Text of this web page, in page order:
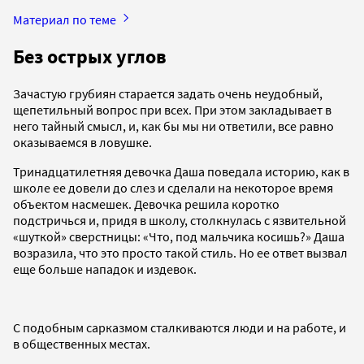
Материал по теме
Без острых углов
Зачастую грубиян старается задать очень неудобный,
щепетильный вопрос при всех. При этом закладывает в
него тайный смысл, и, как бы мы ни ответили, все равно
оказываемся в ловушке.
Тринадцатилетняя девочка Даша поведала историю, как в
школе ее довели до слез и сделали на некоторое время
объектом насмешек. Девочка решила коротко
подстричься и, придя в школу, столкнулась с язвительной
«шуткой» сверстницы: «Что, под мальчика косишь?» Даша
возразила, что это просто такой стиль. Но ее ответ вызвал
еще больше нападок и издевок.
С подобным сарказмом сталкиваются люди и на работе, и
в общественных местах.